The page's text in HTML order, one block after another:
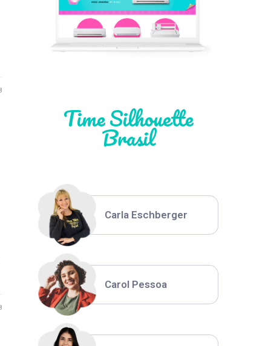
Time Silhouette
Brasil
Léia Pastori
Thiara Ney
Carla Eschberger
Carol Pessoa